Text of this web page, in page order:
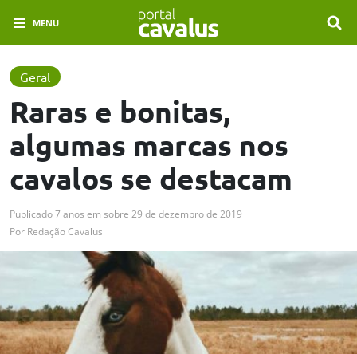
MENU
Geral
Raras e bonitas,
algumas marcas nos
cavalos se destacam
Publicado7 anos em sobre 29 de dezembro de 2019
Por Redação Cavalus